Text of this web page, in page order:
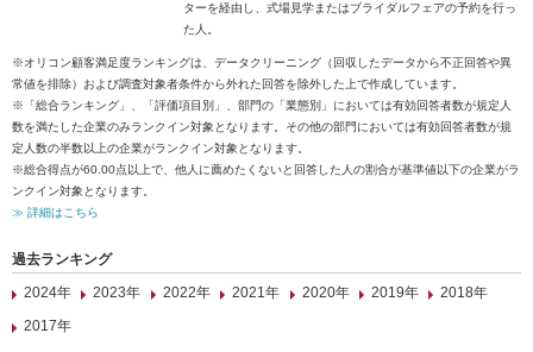
ターを経由し、式場見学またはブライダルフェアの予約を行っ
た人。
※オリコン顧客満足度ランキングは、データクリーニング（回収したデータから不正回答や異
常値を排除）および調査対象者条件から外れた回答を除外した上で作成しています。
※「総合ランキング」、「評価項目別」、部門の「業態別」においては有効回答者数が規定人
数を満たした企業のみランクイン対象となります。その他の部門においては有効回答者数が規
定人数の半数以上の企業がランクイン対象となります。
※総合得点が60.00点以上で、他人に薦めたくないと回答した人の割合が基準値以下の企業がラ
ンクイン対象となります。
≫ 詳細はこちら
過去ランキング
2024年
2023年 2022年 2021年 2020年 2019年
2018年
2017年